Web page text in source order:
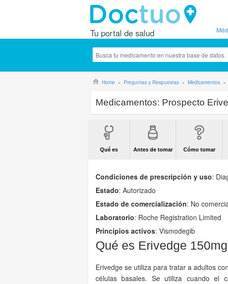
Tu portal de salud
Home Preguntas y Respuestas Medicamentos
Medicamentos: Prospecto
Qué es Antes de tomar Cómo tomar
Condiciones de prescripción y uso:
Estado: Autorizado
Estado de comercialización: No
Laboratorio: Roche Registration Limited
Principios activos: Vismodegib
Qué es Erivedge
Erivedge se utiliza para tratar a adultos
células basales. Se utiliza cuando el